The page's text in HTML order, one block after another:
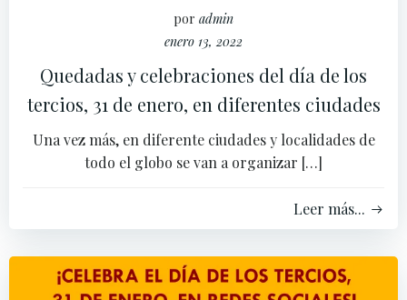
por admin
enero 13, 2022
Quedadas y celebraciones del día de los
tercios, 31 de enero, en diferentes ciudades
Una vez más, en diferente ciudades y localidades de
todo el globo se van a organizar […]
Leer más...